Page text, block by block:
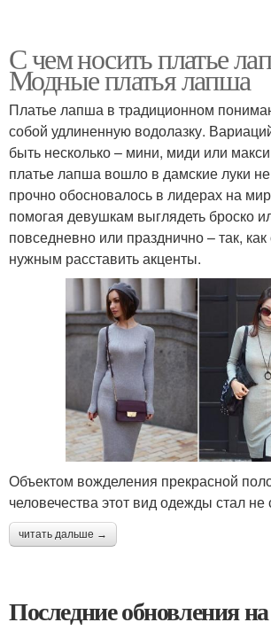
С чем носить платье
Модные платья лапша
Платье лапша в традиционном
собой удлиненную водолазку.
быть несколько – мини, миди или
платье лапша вошло в дамские луки
прочно обосновалось в лидерах на
помогая девушкам выглядеть броско
повседневно или празднично – так, как
нужным расставить акценты.
Объектом вожделения прекрасной
человечества этот вид одежды стал не
читать дальше →
Последние обновления